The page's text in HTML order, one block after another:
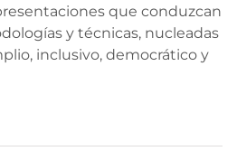
que conduzcan
y técnicas, nucleadas
inclusivo, democrático y